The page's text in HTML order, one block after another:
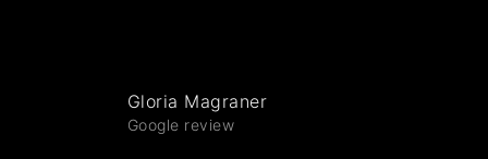
Gloria Magraner
Google review